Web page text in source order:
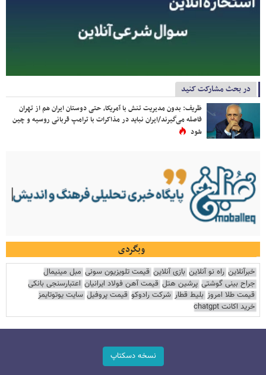
در بحث مشارکت کنید
ظریف: بدون مدیریت تنش با آمریکا، حتی دوستان ایران هم از تهران
فاصله می‌گیرند/ایران نباید در مذاکرات با ترامپ قربانی روسیه و چین
شود
وبگردی
خبرآنلاین راه نو آنلاین بازی آنلاین قیمت تلویزیون سونی مبل مینیمال
جراح بینی گوشتی پرشین هتل قیمت آهن فولاد ایرانیان اعتبارسنجی بانکی
قیمت طلا امروز بلیط قطار شرکت رادوکو قیمت پروفیل سایت یوتوتایمز
خرید اکانت chatgpt
نسخه دسکتاپ